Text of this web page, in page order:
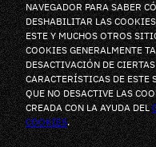
NAVEGADOR PARA SABER
DESHABILITAR LAS
ESTE Y MUCHOS OTROS
COOKIES GENERALMENTE
DESACTIVACIÓN DE
CARACTERÍSTICAS DE ESTE
QUE NO DESACTIVE LAS
CREADA CON LA AYUDA DEL
COOKIES.